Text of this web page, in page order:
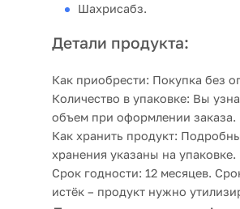
Шахрисабз.
Детали продукта:
Как приобрести: Покупка без
Количество в упаковке: Вы
объем при оформлении заказа.
Как хранить продукт:
хранения указаны на упаковке.
Срок годности: 12 месяцев.
истёк – продукт нужно